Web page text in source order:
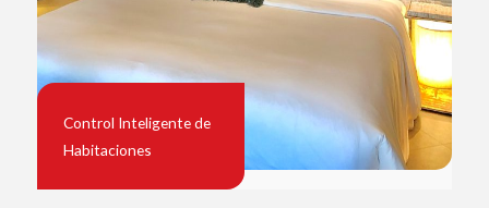
Control Inteligente de
Habitaciones